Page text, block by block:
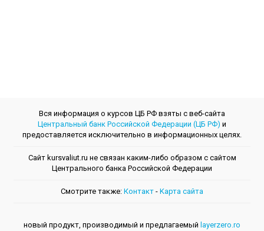
Вся информация о курсов ЦБ РФ взяты с веб-сайта
Центральный банк Российской Федерации (ЦБ РФ) и
предоставляется исключительно в информационных целях.
Сайт kursvaliut.ru не связан каким-либо образом с сайтом
Центрального банкa Российской Федерации
Смотрите также: Контакт - Kарта сайта
новый продукт, производимый и предлагаемый layerzero.ro